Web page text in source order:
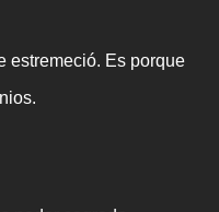
estremeció. Es porque